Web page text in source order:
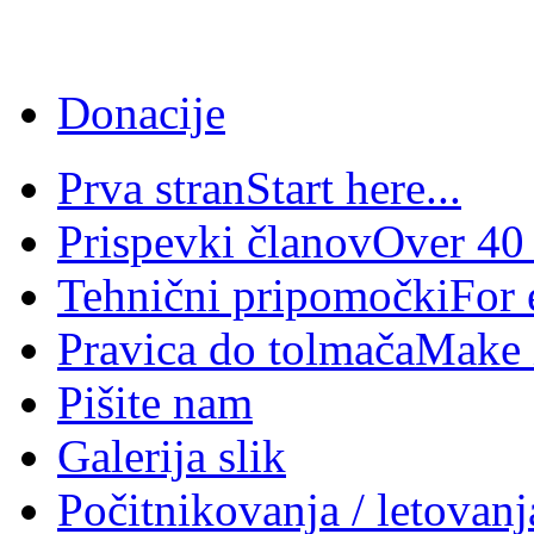
Donacije
Prva stranStart here...
Prispevki članovOver
Tehnični pripomočkiFor
Pravica do tolmača
Pišite nam
Galerija slik
Počitnikovanja /